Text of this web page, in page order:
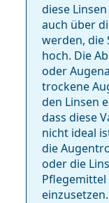
diese
auch über
werden, die
hoch. Die
oder
trockene
den Linsen
dass diese
nicht ideal
die
oder die
einzusetzen.